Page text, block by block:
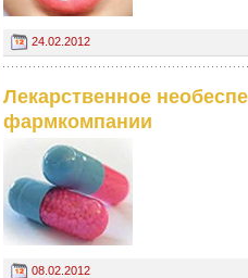
24.02.2012
Лекарственное
фармкомпании
08.02.2012